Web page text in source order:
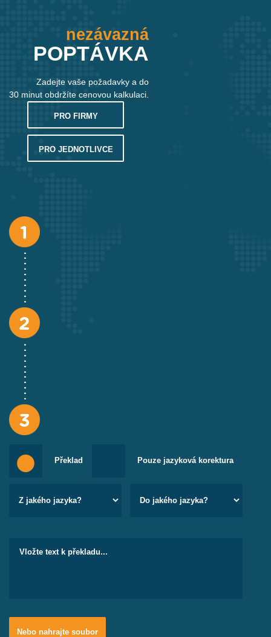
nezbývá mnoho času na bezchybný překlad anotace a
abstrakce. A proto si u nás překlad můžete objednat i
expresně.
Právní a úřední překlady
kteří vám překlad vyhotoví i expresně.
Překlady obchodní korespondence
Jedna špatná formulace může v cizím jazyce nadělat
pěknou paseku. Dobře vyhlížející jednání o akvizici
nakonec skončí fiaskem. Nenechte nic náhodě a buďte
připraveni na všechno. Překlady obchodní
korespondence vám zpracujeme i expresně.
Překlady osobních textů a korespondence
vysvědčení i diplom. Pomůžeme i v oblasti osobní
nezávazná
POPTÁVKA
Zadejte vaše požadavky a do
30 minut obdržíte cenovou kalkulaci.
PRO FIRMY
PRO JEDNOTLIVCE
Překlad Pouze jazyková korektura
Nebo nahrajte soubor